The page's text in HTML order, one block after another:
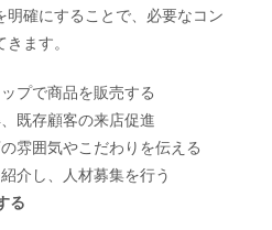
明確にすることで、必要なコン
ます。
プで商品を販売する
既存顧客の来店促進
雰囲気やこだわりを伝える
介し、人材募集を行う
る